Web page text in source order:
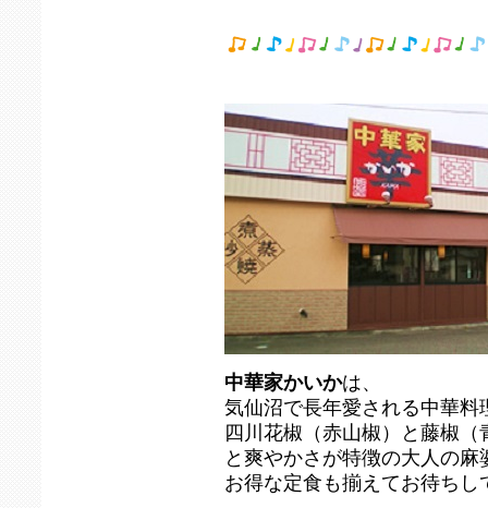
中華家かいかは、
気仙沼で長年愛される中華料
四川花椒（赤山椒）と藤椒
と爽やかさが特徴の大人の
お得な定食も揃えてお待ちし